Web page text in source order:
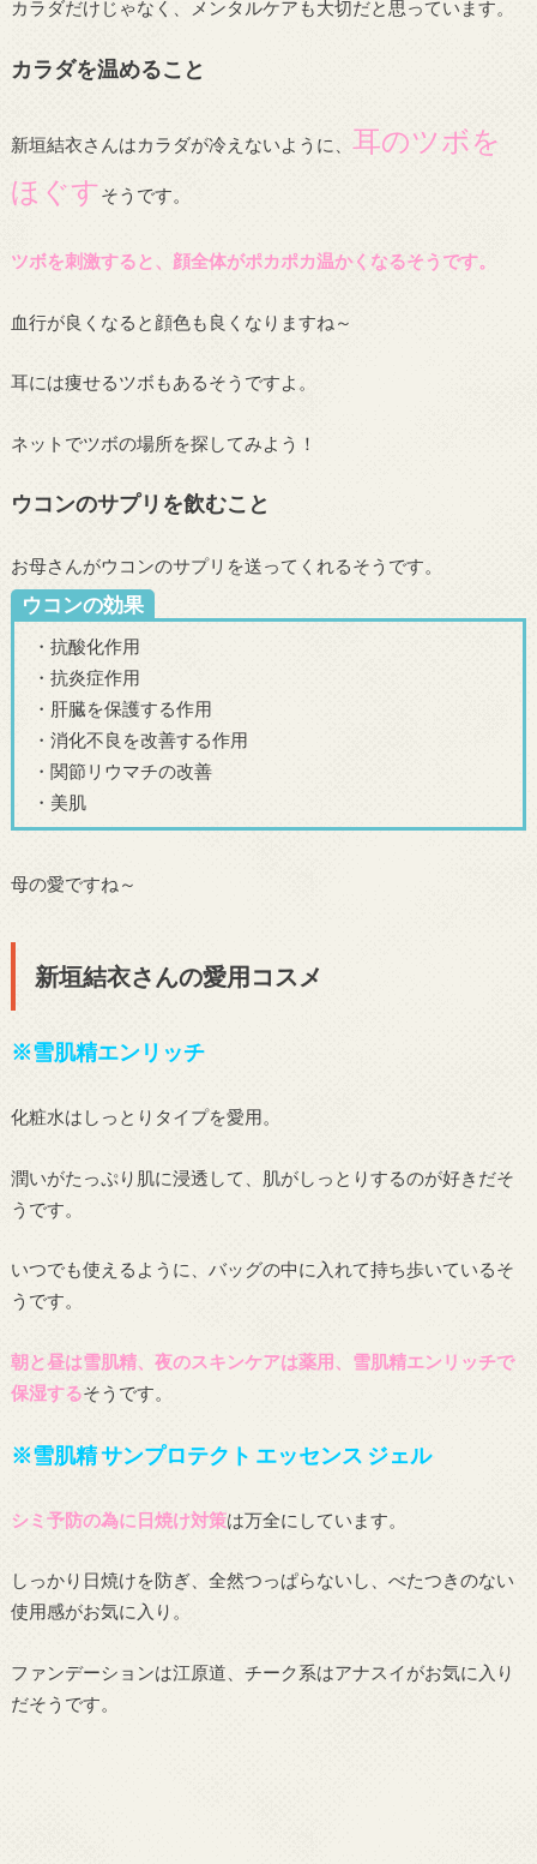
カラダだけじゃなく、メンタルケアも大切だと思っています。
カラダを温めること
新垣結衣さんはカラダが冷えないように、 耳のツボを
ほぐすそうです。
ツボを刺激すると、顔全体がポカポカ温かくなるそうです。
血行が良くなると顔色も良くなりますね～
耳には痩せるツボもあるそうですよ。
ネットでツボの場所を探してみよう！
ウコンのサプリを飲むこと
お母さんがウコンのサプリを送ってくれるそうです。
ウコンの効果
・抗酸化作用
・抗炎症作用
・肝臓を保護する作用
・消化不良を改善する作用
・関節リウマチの改善
・美肌
母の愛ですね～
新垣結衣さんの愛用コスメ
※雪肌精エンリッチ
化粧水はしっとりタイプを愛用。
潤いがたっぷり肌に浸透して、肌がしっとりするのが好きだそ
うです。
いつでも使えるように、バッグの中に入れて持ち歩いているそ
うです。
朝と昼は雪肌精、夜のスキンケアは薬用、雪肌精エンリッチで
保湿するそうです。
※雪肌精 サンプロテクト エッセンス ジェル
シミ予防の為に日焼け対策は万全にしています。
しっかり日焼けを防ぎ、全然つっぱらないし、べたつきのない
使用感がお気に入り。
ファンデーションは江原道、チーク系はアナスイがお気に入り
だそうです。